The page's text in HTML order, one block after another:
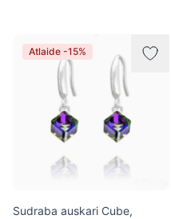
Atlaide -15%
Sudraba auskari Cube,